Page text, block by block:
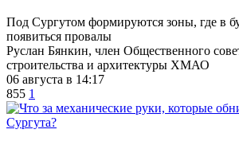
Под Сургутом формируются зоны, где в
появиться провалы
Руслан Бянкин, член Общественного
строительства и архитектуры ХМАО
06 августа в 14:17
855 1